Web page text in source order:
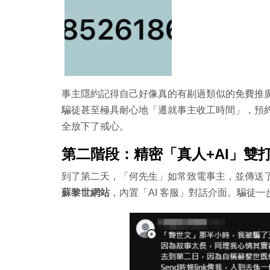
事主隱約記得自己好像真的有剔過類似的免費
騙徒甚至極具耐心地「遷就事主收工時間」，
全放下了戒心。
第二階段：精密「真人+AI」雙
到了第二天，「何先生」如常致電事主，並傳送
蘇黎世網站，內置「AI 客服」對話介面。騙徒